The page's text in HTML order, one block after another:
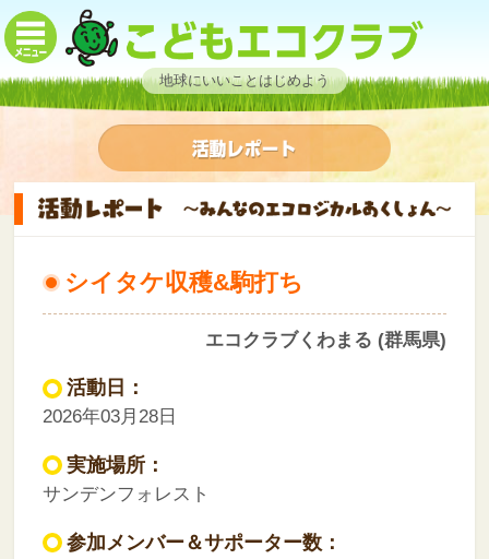
地球にいいことはじめよう
シイタケ収穫&駒打ち
エコクラブくわまる (群馬県)
活動日：
2026年03月28日
実施場所：
サンデンフォレスト
参加メンバー＆サポーター数：